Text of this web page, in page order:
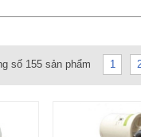
số 155 sản phẩm 1